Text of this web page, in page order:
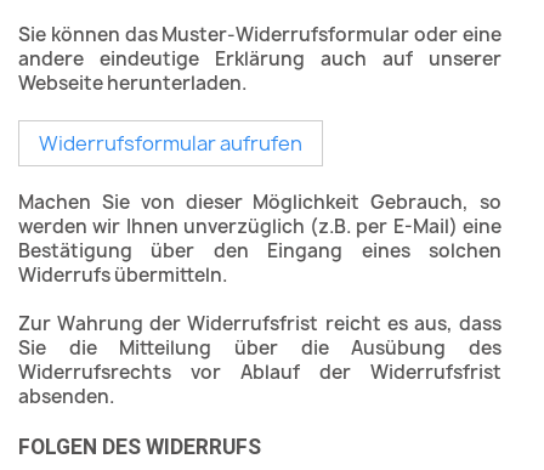
Sie können das Muster-Widerrufsformular oder eine
andere eindeutige Erklärung auch auf unserer
Webseite herunterladen.
Widerrufsformular aufrufen
Machen Sie von dieser Möglichkeit Gebrauch, so
werden wir Ihnen unverzüglich (z.B. per E-Mail) eine
Bestätigung über den Eingang eines solchen
Widerrufs übermitteln.
Zur Wahrung der Widerrufsfrist reicht es aus, dass
Sie die Mitteilung über die Ausübung des
Widerrufsrechts vor Ablauf der Widerrufsfrist
absenden.
FOLGEN DES WIDERRUFS